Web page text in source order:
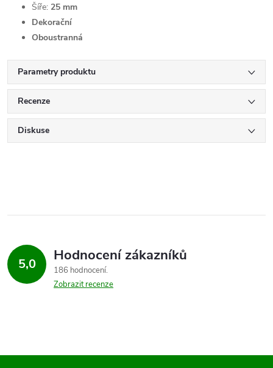
Šíře: 25 mm
Dekorační
Oboustranná
Parametry produktu
Recenze
Diskuse
5,0 Hodnocení zákazníků
186 hodnocení
Zobrazit recenze